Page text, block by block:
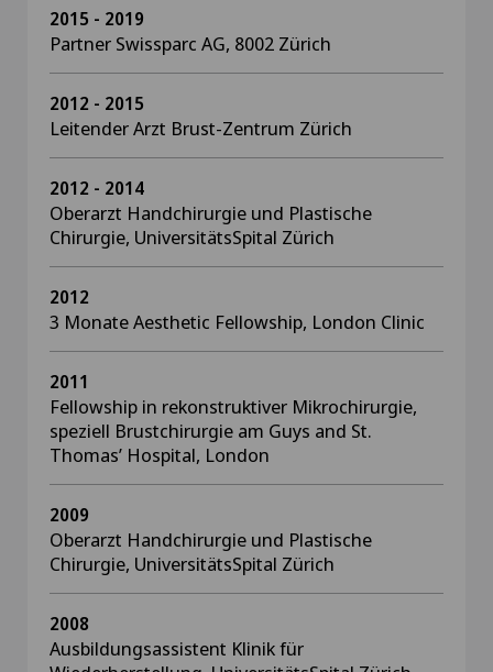
2015 - 2019
Partner Swissparc AG, 8002 Zürich
2012 - 2015
Leitender Arzt Brust-Zentrum Zürich
2012 - 2014
Oberarzt Handchirurgie und Plastische
Chirurgie, UniversitätsSpital Zürich
2012
3 Monate Aesthetic Fellowship, London Clinic
2011
Fellowship in rekonstruktiver Mikrochirurgie,
speziell Brustchirurgie am Guys and St.
Thomas’ Hospital, London
2009
Oberarzt Handchirurgie und Plastische
Chirurgie, UniversitätsSpital Zürich
2008
Ausbildungsassistent Klinik für